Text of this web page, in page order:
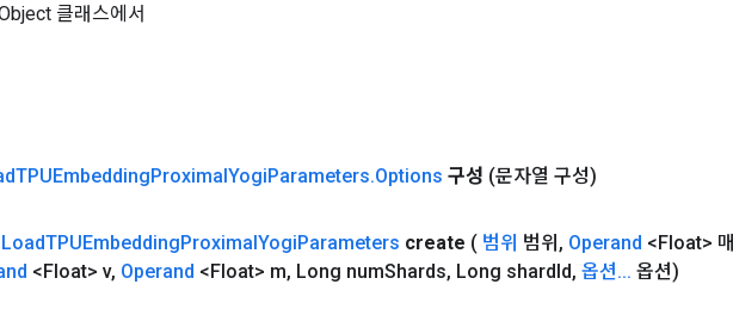
클래스에서
TPUEmbeddingProximalYogiParameters.Options 구성 (문자열 구성)
LoadTPUEmbeddingProximalYogiParameters create ( 범위 범위 , Operand <Float> 매
<Float> v, Operand <Float> m, Long numShards, Long shardId, 옵션... 옵션)